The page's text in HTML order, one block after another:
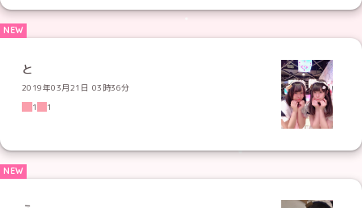
と
2019年03月21日 03時36分
1
1